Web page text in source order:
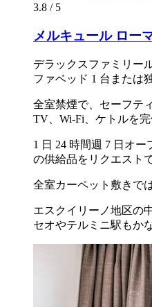
3.8 / 5
メルキュール ロー
デラックスファミリー
ファベッド 1 台または
全室禁煙で、セーフテ
TV、Wi-Fi、ケトルを
1 日 24 時間週 7 日オ
の供給品をリクエスト
全室カーペット敷きで
エスクイリーノ地区の
セオやテルミニ駅もか